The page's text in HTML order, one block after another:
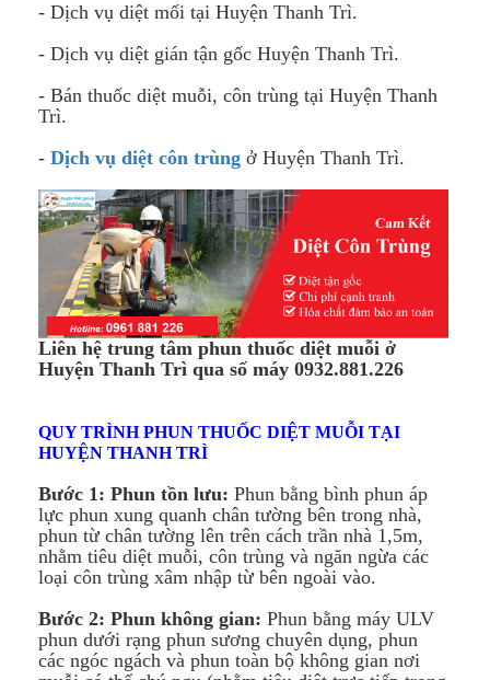
- Dịch vụ diệt mối tại Huyện Thanh Trì.
- Dịch vụ diệt gián tận gốc Huyện Thanh Trì.
- Bán thuốc diệt muỗi, côn trùng tại Huyện Thanh
Trì.
- Dịch vụ diệt côn trùng ở Huyện Thanh Trì.
Liên hệ trung tâm phun thuốc diệt muỗi ở
Huyện Thanh Trì qua số máy 0932.881.226
QUY TRÌNH PHUN THUỐC DIỆT MUỖI TẠI
HUYỆN THANH TRÌ
Bước 1: Phun tồn lưu: Phun bằng bình phun áp
lực phun xung quanh chân tường bên trong nhà,
phun từ chân tường lên trên cách trần nhà 1,5m,
nhằm tiêu diệt muỗi, côn trùng và ngăn ngừa các
loại côn trùng xâm nhập từ bên ngoài vào.
Bước 2: Phun không gian: Phun bằng máy ULV
phun dưới rạng phun sương chuyên dụng, phun
các ngóc ngách và phun toàn bộ không gian nơi